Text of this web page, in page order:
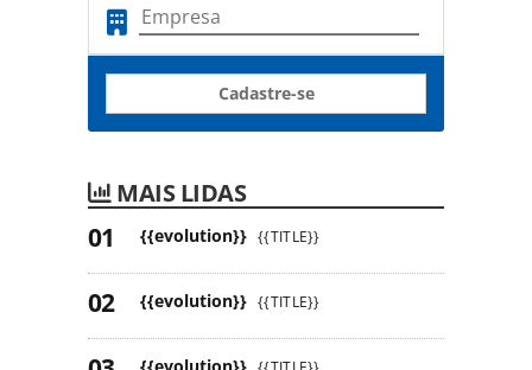
Cadastre-se
MAIS LIDAS
{{evolution}} {{TITLE}}
{{evolution}} {{TITLE}}